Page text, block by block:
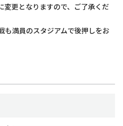
変更となりますので、ご了承くだ
も満員のスタジアムで後押しをお